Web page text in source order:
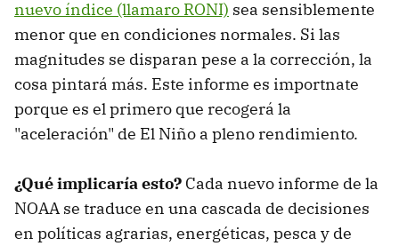
nuevo índice (llamaro RONI) sea sensiblemente
menor que en condiciones normales. Si las
magnitudes se disparan pese a la corrección, la
cosa pintará más. Este informe es importnate
porque es el primero que recogerá la
"aceleración" de El Niño a pleno rendimiento.
¿Qué implicaría esto? Cada nuevo informe de la
NOAA se traduce en una cascada de decisiones
en políticas agrarias, energéticas, pesca y de